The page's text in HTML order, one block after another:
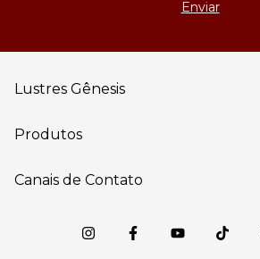
Lustres Gênesis
Produtos
Canais de Contato